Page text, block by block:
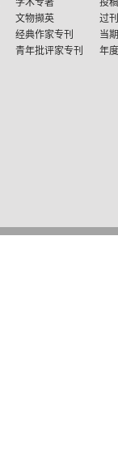
学术专著
文物撷英
经典作家专刊
青年批评家专刊
投
过
当
年